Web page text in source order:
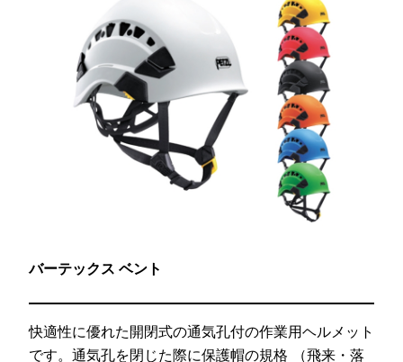
バーテックス ベント
快適性に優れた開閉式の通気孔付の作業用ヘルメット
です。通気孔を閉じた際に保護帽の規格 （飛来・落